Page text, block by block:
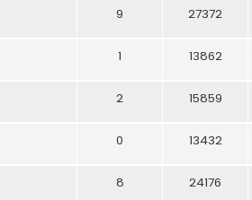
9 27372
1 13862
2 15859
0 13432
8 24176